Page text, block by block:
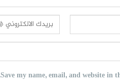
Save my name, email, and website in